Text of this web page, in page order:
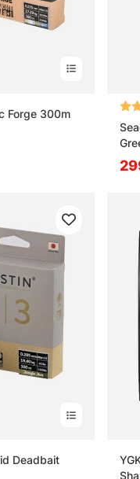
Forge 300m
Deadbait